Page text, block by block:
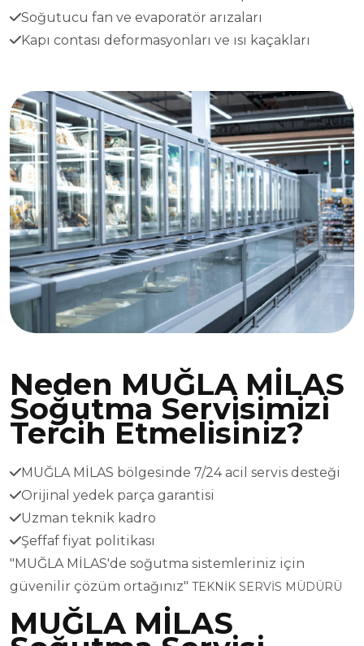
Soğutucu fan ve evaporatör arızaları
Kapı contası deformasyonları ve ısı kaçakları
Neden MUĞLA MİLAS
Soğutma Servisimizi
Tercih Etmelisiniz?
MUĞLA MİLAS bölgesinde 7/24 acil servis desteği
Orijinal yedek parça garantisi
Uzman teknik kadro
Şeffaf fiyat politikası
"MUĞLA MİLAS'de soğutma sistemleriniz için
güvenilir çözüm ortağınız" TEKNİK SERVİS MÜDÜRÜ
MUĞLA MİLAS